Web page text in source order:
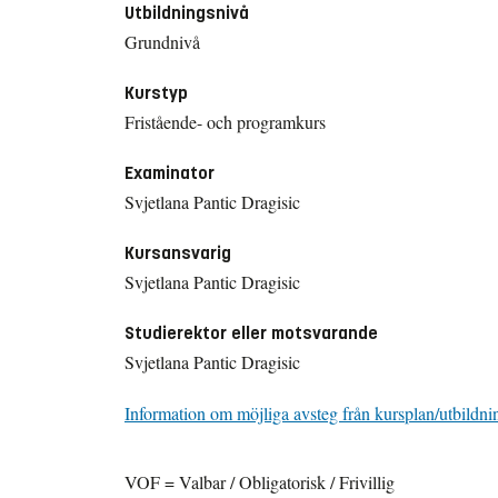
Utbildningsnivå
Grundnivå
Kurstyp
Fristående- och programkurs
Examinator
Svjetlana Pantic Dragisic
Kursansvarig
Svjetlana Pantic Dragisic
Studierektor eller motsvarande
Svjetlana Pantic Dragisic
Information om möjliga avsteg från kursplan/
VOF = Valbar / Obligatorisk / Frivillig